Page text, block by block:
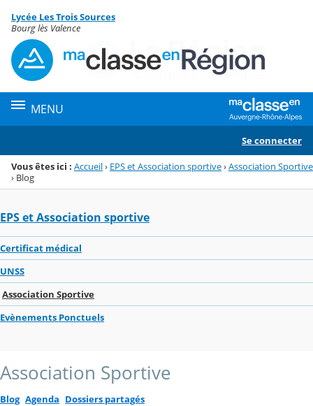
Menu de la rubrique
Contenu
Lycée Les Trois Sources
Bourg lès Valence
MENU
Se connecter
Vous êtes ici : Accueil› EPS et Association sportive›Association Sportive
› Blog
EPS et Association sportive
Certificat médical
UNSS
Association Sportive
Evènements Ponctuels
Association Sportive
Blog Agenda Dossiers partagés